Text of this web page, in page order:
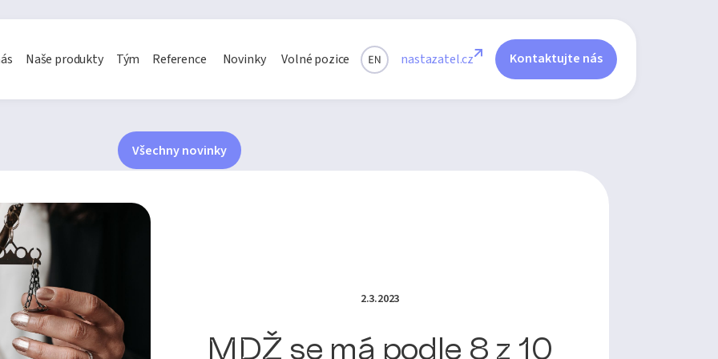
Naše produkty Tým Reference Novinky Volné pozice nastazatel.cz Kontaktujte nás
Všechny novinky
2.3.2023
MDŽ se má podle 8 z 10